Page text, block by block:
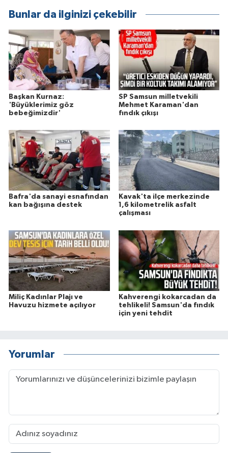
Bunlar da ilginizi çekebilir
Başkan Kurnaz:
'Büyüklerimiz göz
bebeğimizdir'
SP Samsun milletvekili
Mehmet Karaman'dan
fındık çıkışı
Bafra'da sanayi esnafından
kan bağışına destek
Kavak'ta ilçe merkezinde
1,6 kilometrelik asfalt
çalışması
Miliç Kadınlar Plajı ve
Havuzu hizmete açılıyor
Kahverengi kokarcadan da
tehlikeli! Samsun'da fındık
için yeni tehdit
Yorumlar